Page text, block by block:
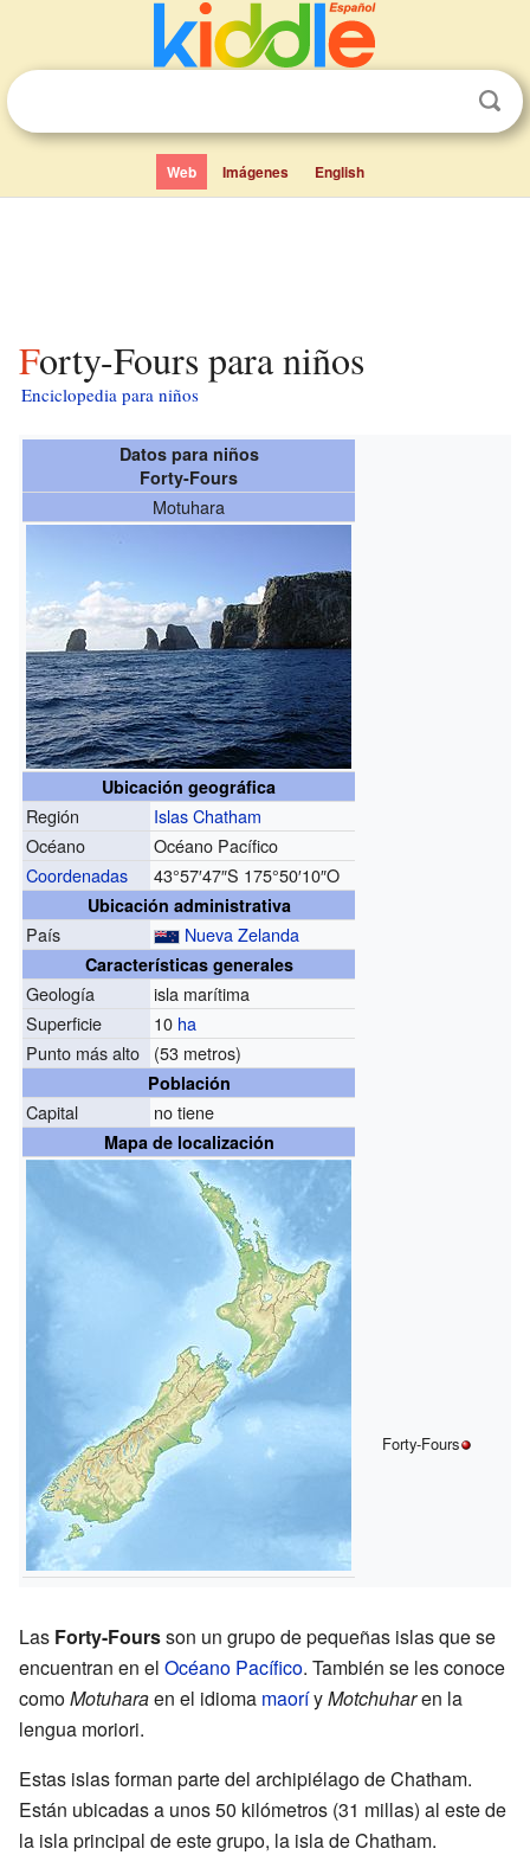
Web Imágenes English
Forty-Fours para niños
Enciclopedia para niños
Datos para niños
Forty-Fours
Motuhara
Ubicación geográfica
Región
Islas Chatham
Océano
Océano Pacífico
Coordenadas
43°57′47″S 175°50′10″O
Ubicación administrativa
País Nueva Zelanda
Características generales
Geología
isla marítima
Superficie
10 ha
Punto más alto
(53 metros)
Población
Capital no tiene
Mapa de localización
Forty-Fours
Las Forty-Foursson un grupo de pequeñas islas que se
encuentran en el Océano Pacífico. También se les conoce
comoMotuharaen el idioma maoríyMotchuharen la
lengua moriori.
Estas islas forman parte del archipiélago de Chatham.
Están ubicadas a unos 50 kilómetros (31 millas) al este de
la isla principal de este grupo, la isla de Chatham.